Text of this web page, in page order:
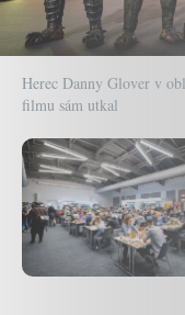
Herec Danny Glover v
filmu sám utkal